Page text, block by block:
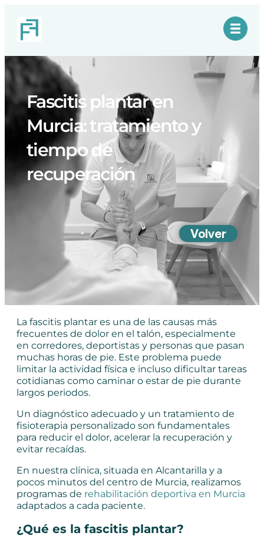
Fascitis plantar en
Murcia: tratamiento y
tiempo de
recuperación
Volver
La fascitis plantar es una de las causas más
frecuentes de dolor en el talón, especialmente
en corredores, deportistas y personas que pasan
muchas horas de pie. Este problema puede
limitar la actividad física e incluso dificultar tareas
cotidianas como caminar o estar de pie durante
largos periodos.
Un diagnóstico adecuado y un tratamiento de
fisioterapia personalizado son fundamentales
para reducir el dolor, acelerar la recuperación y
evitar recaídas.
En nuestra clínica, situada en Alcantarilla y a
pocos minutos del centro de Murcia, realizamos
programas de rehabilitación deportiva en Murcia
adaptados a cada paciente.
¿Qué es la fascitis plantar?